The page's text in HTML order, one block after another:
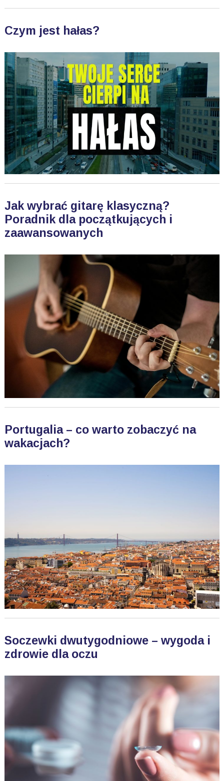
Czym jest hałas?
Jak wybrać gitarę klasyczną?
Poradnik dla początkujących i
zaawansowanych
Portugalia – co warto zobaczyć na
wakacjach?
Soczewki dwutygodniowe – wygoda i
zdrowie dla oczu